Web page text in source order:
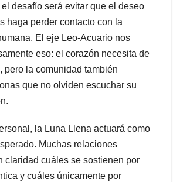
desafío será evitar que el deseo
haga perder contacto con la
El eje Leo-Acuario nos
eso: el corazón necesita de
pero la comunidad también
que no olviden escuchar su
la Luna Llena actuará como
Muchas relaciones
claridad cuáles se sostienen por
y cuáles únicamente por